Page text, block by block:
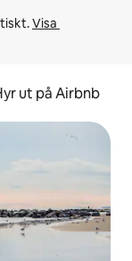
Visa
ut på Airbnb